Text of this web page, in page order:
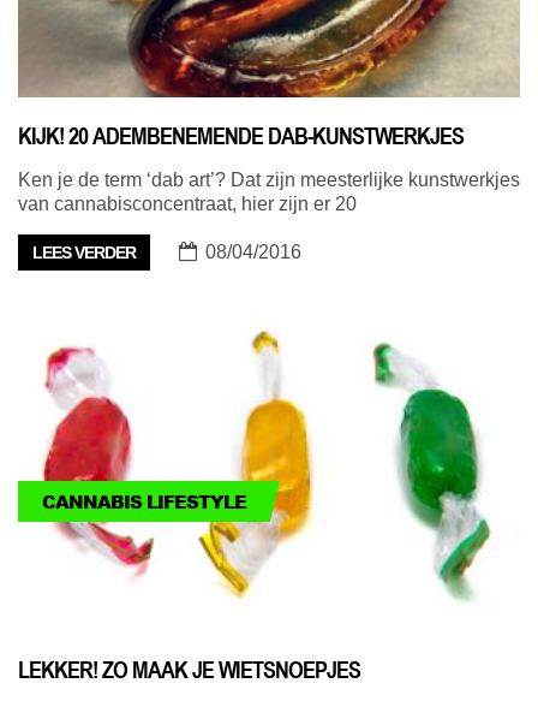
KIJK! 20 ADEMBENEMENDE DAB-KUNSTWERKJES
Ken je de term ‘dab art’? Dat zijn meesterlijke kunstwerkjes
van cannabisconcentraat, hier zijn er 20
LEES VERDER 08/04/2016
CANNABIS LIFESTYLE
LEKKER! ZO MAAK JE WIETSNOEPJES